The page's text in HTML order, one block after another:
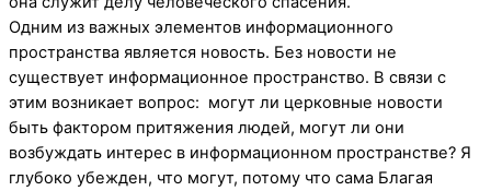
Одним из важных элементов информационного
пространства является новость. Без новости не
существует информационное пространство. В связи с
этим возникает вопрос: могут ли церковные новости
быть фактором притяжения людей, могут ли они
возбуждать интерес в информационном пространстве? Я
глубоко убежден, что могут, потому что сама Благая